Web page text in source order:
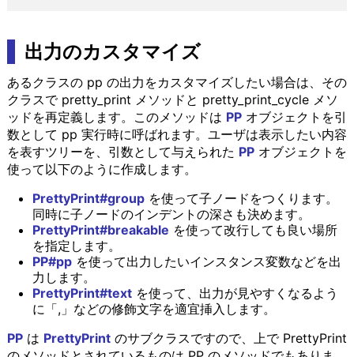
出力のカスタマイズ
あるクラスの pp の出力をカスタマイズしたい場合は、その
クラスで pretty_print メソッドと pretty_print_cycle メソ
ッドを再定義します。このメソッドは PPオブジェクトを引
数として pp 実行時に呼ばれます。ユーザは表示したい内容
を表すツリーを、引数として与えられた PPオブジェクトを
使って以下のように作成します。
PrettyPrint#groupを使って子ノードをつくります。
同時に子ノードのインデントの深さも決めます。
PrettyPrint#breakable を使って改行しても良い場所
を指定します。
PP#ppを使って出力したいインスタンス変数などを出
力します。
PrettyPrint#textを使って、出力が見やすくなるよう
に「,」などの修飾文字を適宜挿入します。
PPは PrettyPrintのサブクラスですので、上で PrettyPrint